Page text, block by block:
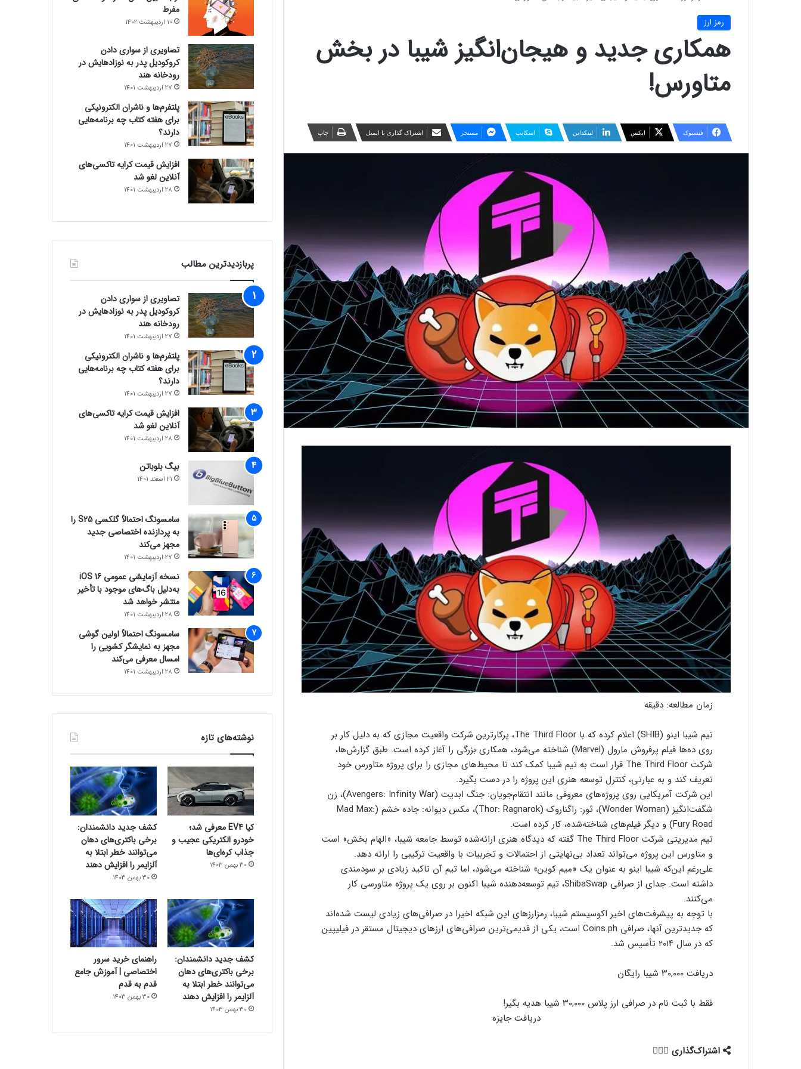
رمز ارز
همکاری جدید و هیجان‌انگیز شیبا در بخش
متاورس!
فیسبوک ایکس لینکداین اسکایپ مسنجر اشتراک گذاری با ایمیل چاپ
زمان مطالعه: دقیقه
تیم شیبا اینو (SHIB) اعلام کرده که با The Third Floor، پرکارترین شرکت واقعیت مجازی که به دلیل کار بر
روی ده‌ها فیلم پرفروش مارول (Marvel) شناخته می‌شود، همکاری بزرگی را آغاز کرده است. طبق گزارش‌ها،
شرکت The Third Floor قرار است به تیم شیبا کمک کند تا محیط‌های مجازی را برای پروژه متاورس خود
تعریف کند و به عبارتی، کنترل توسعه هنری این پروژه را در دست بگیرد.
این شرکت آمریکایی روی پروژه‌های معروفی مانند انتقام‌جویان: جنگ ابدیت (Avengers: Infinity War)، زن
شگفت‌انگیز (Wonder Woman)، ثور: راگناروک (Thor: Ragnarok)، مکس دیوانه: جاده خشم (Mad Max:
Fury Road) و دیگر فیلم‌های شناخته‌شده، کار کرده است.
تیم مدیریتی شرکت The Third Floor گفته که دیدگاه هنری ارائه‌شده توسط جامعه شیبا، «الهام بخش» است
و متاورس این پروژه می‌تواند تعداد بی‌نهایتی از احتمالات و تجربیات با واقعیت ترکیبی را ارائه دهد.
علی‌رغم این‌که شیبا اینو به عنوان یک «میم کوین» شناخته می‌شود، اما تیم آن تاکید زیادی بر سودمندی
داشته است. جدای از صرافی ShibaSwap، تیم توسعه‌دهنده شیبا اکنون بر روی یک پروژه متاورسی کار
می‌کنند.
با توجه به پیشرفت‌های اخیر اکوسیستم شیبا، رمزارزهای این شبکه اخیرا در صرافی‌های زیادی لیست شده‌اند
که جدیدترین آنها، صرافی Coins.ph است، یکی از قدیمی‌ترین صرافی‌های ارزهای دیجیتال مستقر در فیلیپین
که در سال ۲۰۱۴ تأسیس شد.
دریافت ۳۰,۰۰۰ شیبا رایگان
فقط با ثبت نام در صرافی ارز پلاس ۳۰,۰۰۰ شیبا هدیه بگیر!
دریافت جایزه
اشتراک‌گذاری
مفرط
10 اردیبهشت 1402
تصاویری از سواری دادن
کروکودیل پدر به نوزادهایش در
رودخانه هند
27 اردیبهشت 1401
پلتفرم‌ها و ناشران الکترونیکی
برای هفته کتاب چه برنامه‌هایی
دارند؟
27 اردیبهشت 1401
افزایش قیمت کرایه تاکسی‌های
آنلاین لغو شد
28 اردیبهشت 1401
پربازدیدترین مطالب
تصاویری از سواری دادن
کروکودیل پدر به نوزادهایش در
رودخانه هند
27 اردیبهشت 1401
پلتفرم‌ها و ناشران الکترونیکی
برای هفته کتاب چه برنامه‌هایی
دارند؟
27 اردیبهشت 1401
افزایش قیمت کرایه تاکسی‌های
آنلاین لغو شد
28 اردیبهشت 1401
بیگ بلوباتن
21 اسفند 1401
سامسونگ احتمالاً گلکسی S25 را
به پردازنده اختصاصی جدید
مجهز می‌کند
27 اردیبهشت 1401
نسخه آزمایشی عمومی iOS 16
به‌دلیل باگ‌های موجود با تأخیر
منتشر خواهد شد
28 اردیبهشت 1401
سامسونگ احتمالاً اولین گوشی
مجهز به نمایشگر کشویی را
امسال معرفی می‌کند
28 اردیبهشت 1401
نوشته‌های تازه
کیا EV4 معرفی شد؛
خودرو الکتریکی عجیب و
جذاب کره‌ای‌ها
30 بهمن 1403
کشف جدید دانشمندان:
برخی باکتری‌های دهان
می‌توانند خطر ابتلا به
آلزایمر را افزایش دهند
30 بهمن 1403
کشف جدید دانشمندان:
برخی باکتری‌های دهان
می‌توانند خطر ابتلا به
آلزایمر را افزایش دهند
30 بهمن 1403
راهنمای خرید سرور
اختصاصی | آموزش جامع
قدم به قدم
30 بهمن 1403